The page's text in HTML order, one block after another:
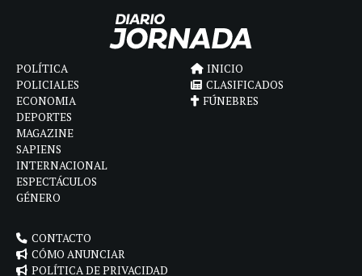
POLÍTICA
POLICIALES
ECONOMIA
DEPORTES
MAGAZINE
SAPIENS
INTERNACIONAL
ESPECTÁCULOS
GÉNERO
INICIO
CLASIFICADOS
FÚNEBRES
CONTACTO
CÓMO ANUNCIAR
POLÍTICA DE PRIVACIDAD